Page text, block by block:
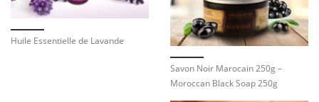
Huile Essentielle de Lavande
Savon Noir Marocain 250g –
Moroccan Black Soap 250g